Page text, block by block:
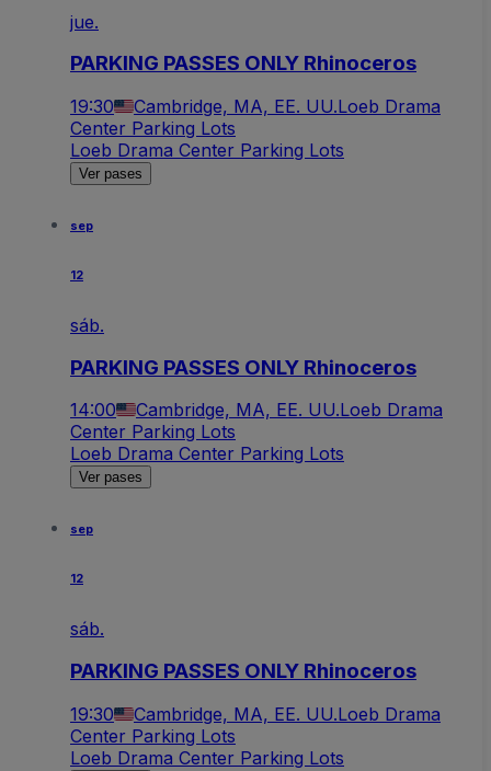
jue.
PARKING PASSES ONLY Rhinoceros
19:30 Cambridge, MA, EE. UU.Loeb Drama
Center Parking Lots
Loeb Drama Center Parking Lots
Ver pases
sep
12
sáb.
PARKING PASSES ONLY Rhinoceros
14:00 Cambridge, MA, EE. UU.Loeb Drama
Center Parking Lots
Loeb Drama Center Parking Lots
Ver pases
sep
12
sáb.
PARKING PASSES ONLY Rhinoceros
19:30 Cambridge, MA, EE. UU.Loeb Drama
Center Parking Lots
Loeb Drama Center Parking Lots